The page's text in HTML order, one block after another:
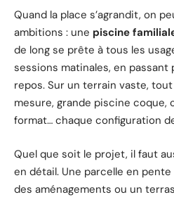
Quand la place s’agrandit, on
ambitions : une piscine
de long se prête à tous les
sessions matinales, en passant
repos. Sur un terrain vaste, tout
mesure, grande piscine
format… chaque configuration
Quel que soit le projet, il faut
en détail. Une parcelle en
des aménagements ou un